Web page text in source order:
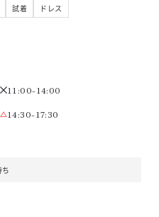
試着
ドレス
11:00-14:00
14:30-17:30